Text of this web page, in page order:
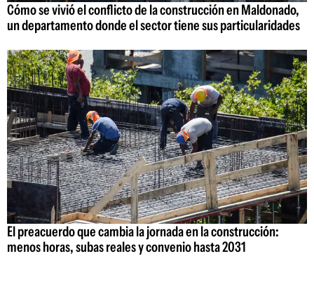
Cómo se vivió el conflicto de la construcción en Maldonado,
un departamento donde el sector tiene sus particularidades
El preacuerdo que cambia la jornada en la construcción:
menos horas, subas reales y convenio hasta 2031